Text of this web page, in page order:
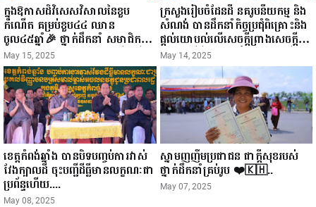
ក្នុងឱកាសដ៏វិសេសវិសាលនៃខួប
កំណើត គម្រប់ខួប៤៤ ឈាន
ចូល៤៥ឆ្នាំ🎉 ថ្នាក់ដឹកនាំ សមាជិក
សមាជិកា នៃក្រុមគ្រួសារកម្មវិធីអាជីវ
កម្មចល័ត និងកម្មករសំណង់ សូមគោរព
ជូនពរ ជូនចំពោះ ឯកឧត្តម សាយ
សំអាល់ ប្រធានសហភាពសហព័ន្ធ
យុវជនកម្ពុជា រាធានីភ្នំពេញ សូមទទួល
បាននូវ សុខភាពល្អបរិបូរណ៍
កម្លាំងមាំមួន បញ្ញាញាណវាងវៃ
អាយុយឺនយូរ ...
May 15, 2025
ក្រសួងរៀបចំដែនដី នគរូបនីយកម្ម និង
សំណង់ បានដឹកនាំកិច្ចប្រជុំពិគ្រោះនិង
ផ្តល់យោបល់លើសេចក្តីព្រាងសេចក្តី
ណែនាំស្តីពី "ការពង្រឹងនិងការបង្កើន
ប្រសិទ្ធភាពការសិក្សាគម្រោងប្លង់ និង
ការត្រួតពិនិត្យនិងបញ្ជាក់សំណង់"...
May 14, 2025
ខេត្តកំពង់ឆ្នាំង បានបិទបញ្ចប់ការវាស់
វែងក្បាលដី ចុះបញ្ជីដីធ្លីមានលក្ខណៈជា
ប្រព័ន្ធហើយ....
May 08, 2025
ស្នាមញញឹមប្រជាជន ជាក្តីសុខរបស់
ថ្នាក់ដឹកនាំគ្រប់រូប ❤️🇰🇭..
May 07, 2025